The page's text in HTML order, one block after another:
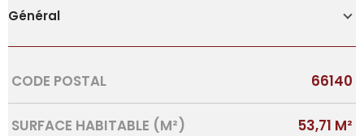
Général
Caractérisque
CODE POSTAL 66140
SURFACE HABITABLE (M²) 53,71 M²